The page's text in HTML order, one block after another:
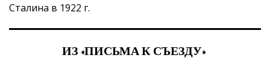
Сталина в 1922 г.
ИЗ «ПИСЬМА К СЪЕЗДУ»